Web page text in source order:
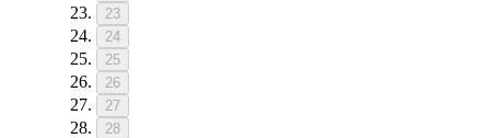
23
24
25
26
27
28